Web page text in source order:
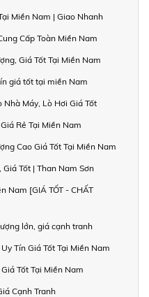
Miền Nam | Giao Nhanh
Cấp Toàn Miền Nam
Giá Tốt Tại Miền Nam
giá tốt tại miền Nam
Máy, Lò Hơi Giá Tốt
Rẻ Tại Miền Nam
Cao Giá Tốt Tại Miền Nam
Tốt | Than Nam Sơn
Nam [GIÁ TỐT - CHẤT
lớn, giá cạnh tranh
Tín Giá Tốt Tại Miền Nam
Tốt Tại Miền Nam
Cạnh Tranh